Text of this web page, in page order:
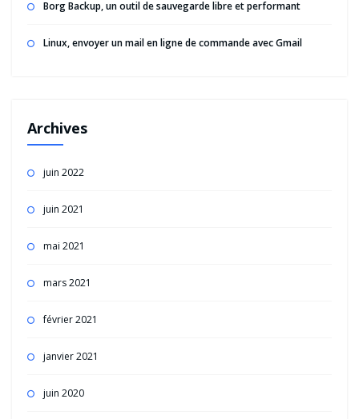
Borg Backup, un outil de sauvegarde libre et performant
Linux, envoyer un mail en ligne de commande avec Gmail
Archives
juin 2022
juin 2021
mai 2021
mars 2021
février 2021
janvier 2021
juin 2020